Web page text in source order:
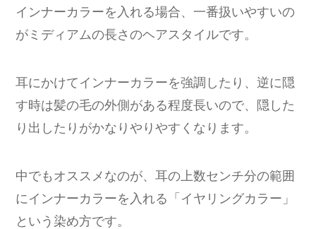
インナーカラーを入れる場合、一番扱いやすいの
がミディアムの長さのヘアスタイルです。
耳にかけてインナーカラーを強調したり、逆に隠
す時は髪の毛の外側がある程度長いので、隠した
り出したりがかなりやりやすくなります。
中でもオススメなのが、耳の上数センチ分の範囲
にインナーカラーを入れる「イヤリングカラー」
という染め方です。